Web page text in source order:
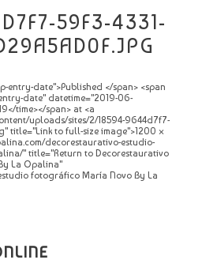
59F3-4331-
entry-date">Published </span> <span
date" datetime="2019-06-
time></span> at <a
uploads/sites/2/18594-9644d7f7-
title="Link to full-size image">1200 ×
decorestaurativo-estudio-
" title="Return to Decorestaurativo
La Opalina"
fotográfico María Novo By La